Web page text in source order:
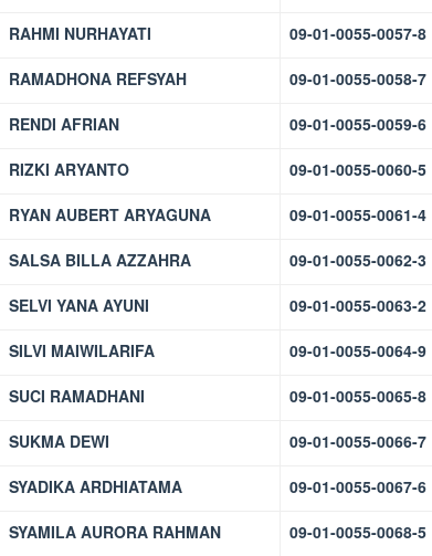
RAHMI NURHAYATI 09-01-0055-0057-8
RAMADHONA REFSYAH 09-01-0055-0058-7
RENDI AFRIAN 09-01-0055-0059-6
RIZKI ARYANTO 09-01-0055-0060-5
RYAN AUBERT ARYAGUNA 09-01-0055-0061-4
SALSA BILLA AZZAHRA 09-01-0055-0062-3
SELVI YANA AYUNI 09-01-0055-0063-2
SILVI MAIWILARIFA 09-01-0055-0064-9
SUCI RAMADHANI 09-01-0055-0065-8
SUKMA DEWI 09-01-0055-0066-7
SYADIKA ARDHIATAMA 09-01-0055-0067-6
SYAMILA AURORA RAHMAN 09-01-0055-0068-5